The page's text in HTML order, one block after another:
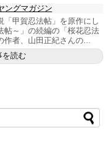
ングマガジン
「甲賀忍法帖」を原作にし
帖～」の続編の「桜花忍法
者、山田正紀さんの...
を読む